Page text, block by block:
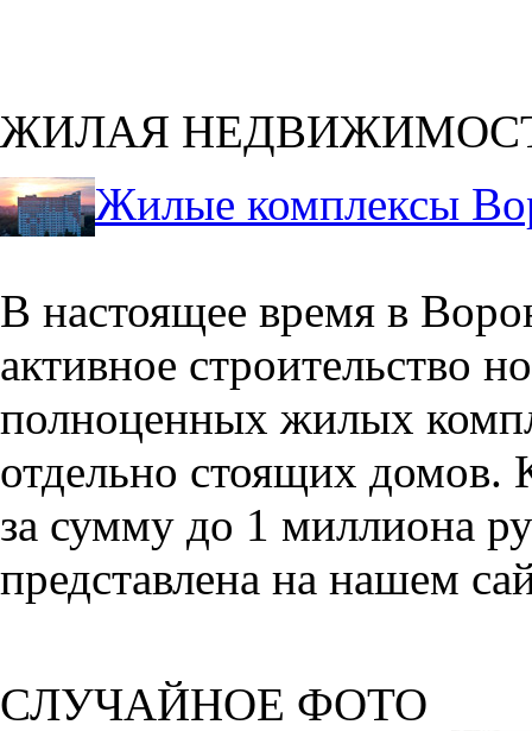
ЖИЛАЯ
Жилые комплексы
В настоящее время в
активное строительство
полноценных жилых
отдельно стоящих домов.
за сумму до 1 миллиона
представлена на нашем
СЛУЧАЙНОЕ ФОТО